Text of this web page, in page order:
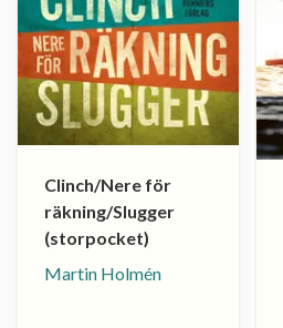
Clinch/Nere för
räkning/Slugger
(storpocket)
Martin Holmén